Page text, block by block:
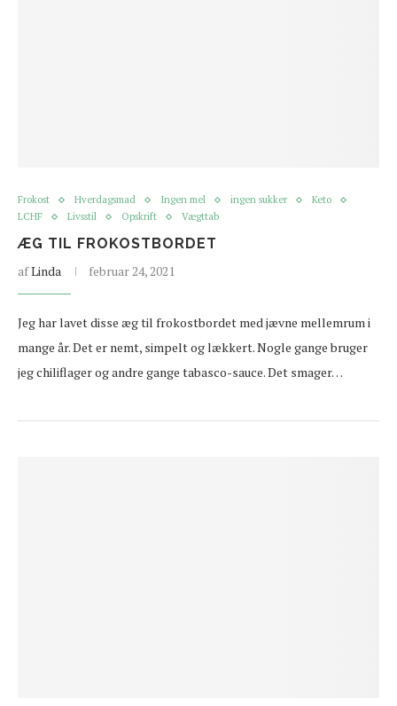
Frokost Hverdagsmad Ingen mel ingen sukker
Keto
LCHF
Livsstil Opskrift Vægttab
ÆG TIL FROKOSTBORDET
afLinda februar 24, 2021
Jeg har lavet disse æg til frokostbordet med jævne mellemrum i
mange år. Det er nemt, simpelt og lækkert. Nogle gange bruger
jeg chiliflager og andre gange tabasco-sauce. Det smager…